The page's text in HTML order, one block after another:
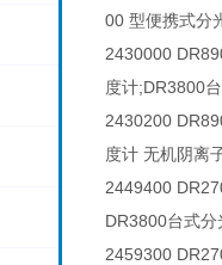
00 型便携式分
2430000
度计;DR3800
2430200
度计 无机阴离
2449400
DR3800台式
2459300